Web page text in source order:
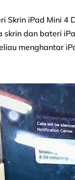
Skrin iPad Mini
skrin dan bateri
menghantar